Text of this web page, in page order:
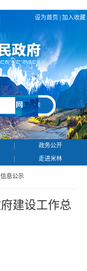
设为首页 加入收藏
搜 索
政务公开
走进米林
息公示
建设工作总